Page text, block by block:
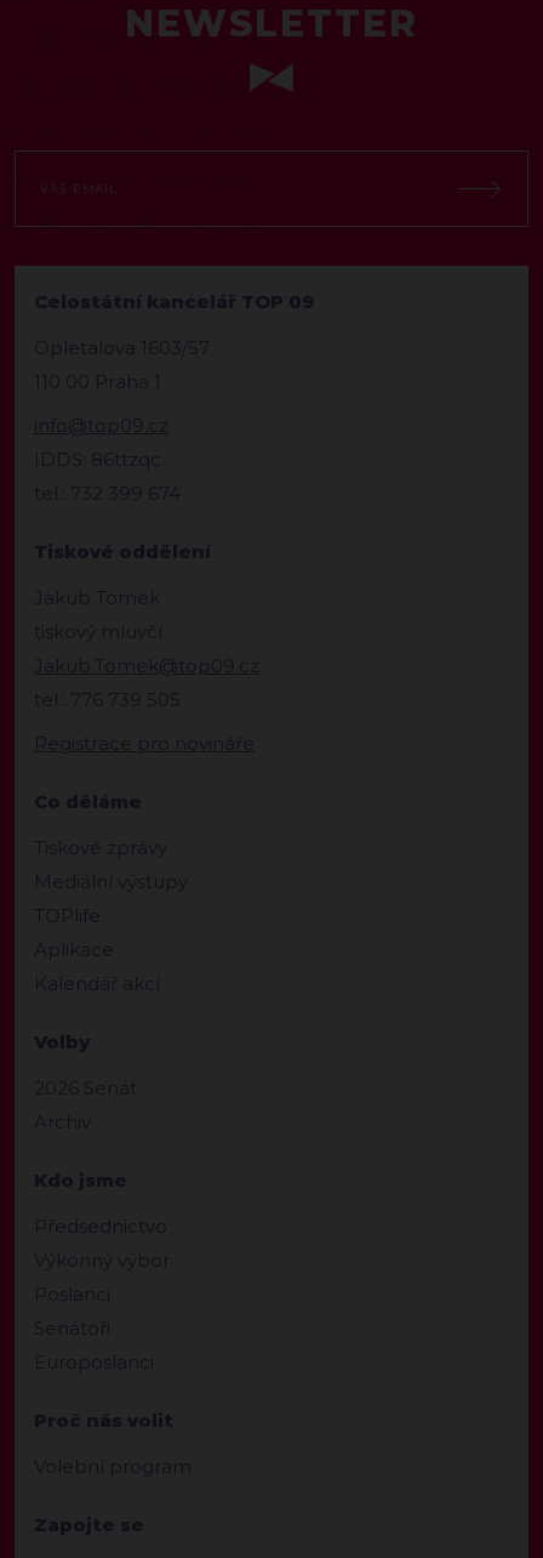
NEWSLETTER
Celostátní kancelář TOP 09
Opletalova 1603/57
110 00 Praha 1
info@top09.cz
IDDS: 86ttzqc
tel.: 732 399 674
Tiskové oddělení
Jakub Tomek
tiskový mluvčí
Jakub.Tomek@top09.cz
tel.: 776 739 505
Registrace pro novináře
Co děláme
Tiskové zprávy
Mediální výstupy
TOPlife
Aplikace
Kalendář akcí
Volby
2026 Senát
Archiv
Kdo jsme
Předsednictvo
Výkonný výbor
Poslanci
Senátoři
Europoslanci
Proč nás volit
Volební program
Zapojte se